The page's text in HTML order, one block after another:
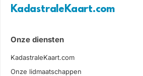
KadastraleKaart.com
Onze diensten
KadastraleKaart.com
Onze lidmaatschappen